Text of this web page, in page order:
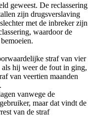
geweest. De reclassering
zijn drugsverslaving
met de inbreker zijn
waardoor de
straf van vier
hij weer de fout in ging,
van veertien maanden
vanwege de
maar dat vindt de
van de straf